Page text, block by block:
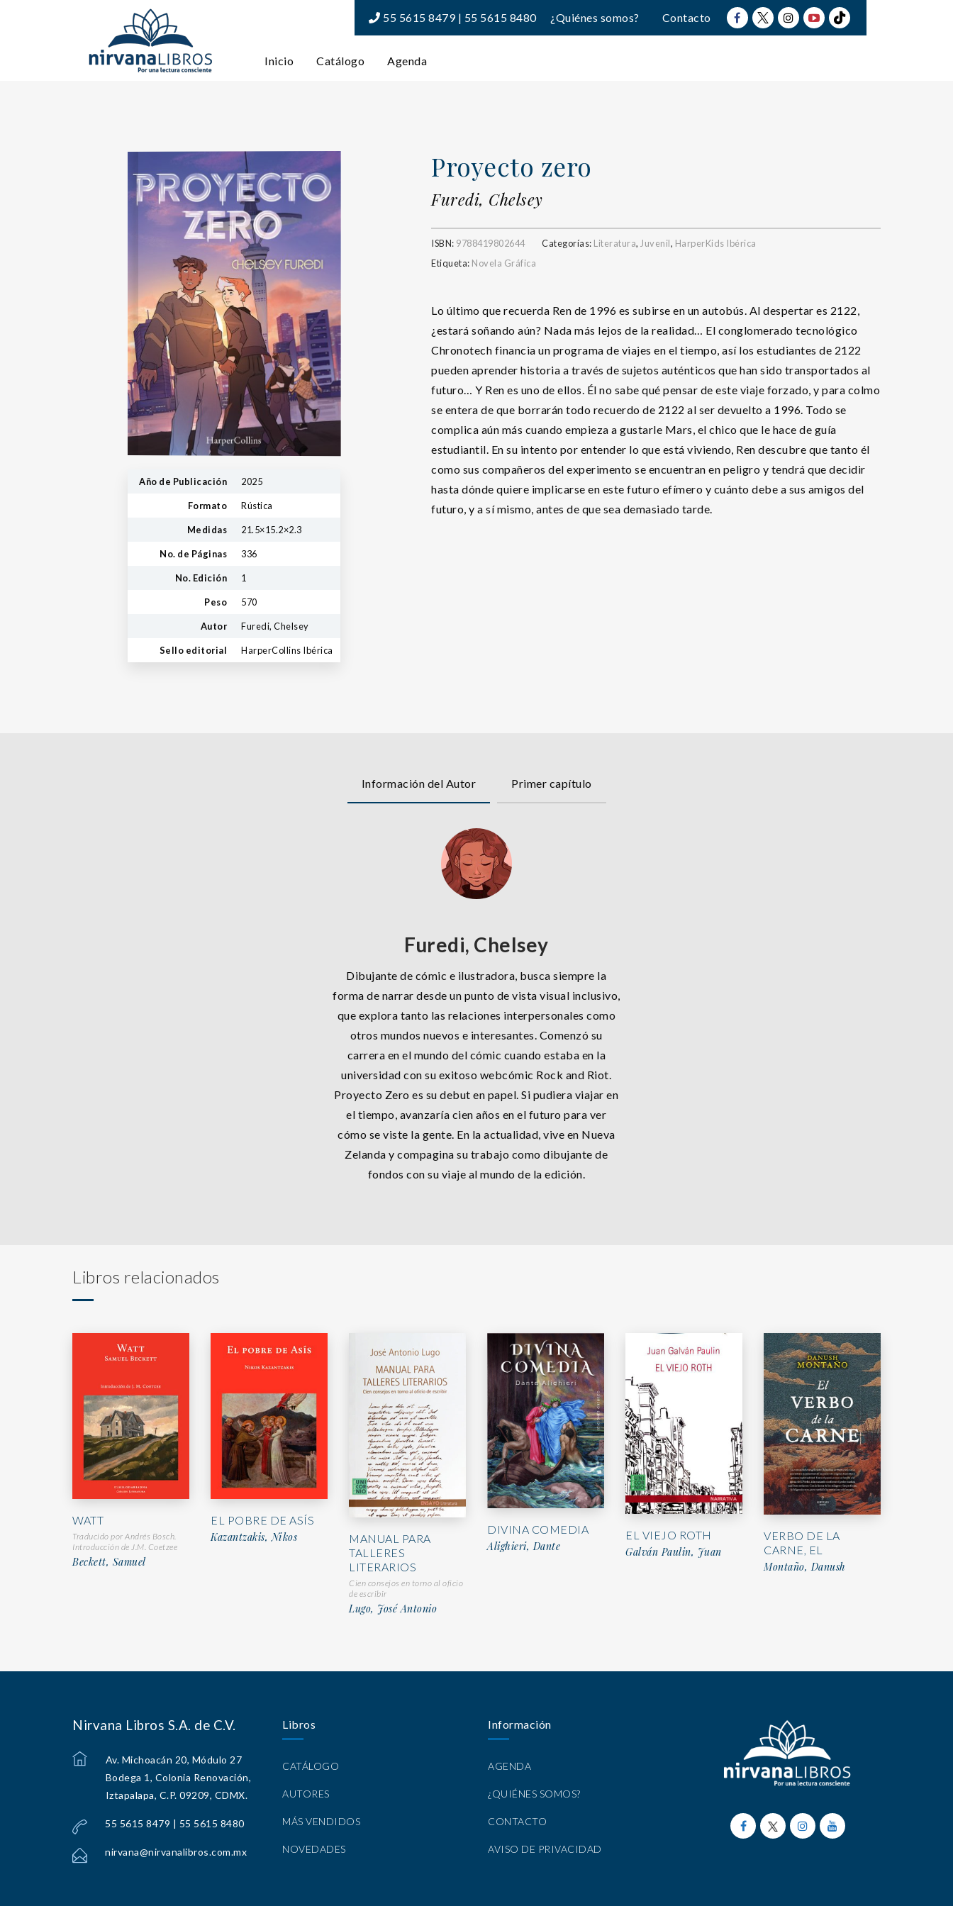
55 5615 8479 | 55 5615 8480 ¿Quiénes somos? Contacto
Inicio Catálogo Agenda
Año de Publicación 2025
Formato Rústica
Medidas 21.5×15.2×2.3
No. de Páginas 336
No. Edición 1
Peso 570
Autor Furedi, Chelsey
Sello editorial HarperCollins Ibérica
Proyecto zero
Furedi, Chelsey
ISBN: 9788419802644 Categorías: Literatura, Juvenil, HarperKids Ibérica
Etiqueta: Novela Gráfica
Lo último que recuerda Ren de 1996 es subirse en un autobús. Al despertar es 2122,
¿estará soñando aún? Nada más lejos de la realidad… El conglomerado tecnológico
Chronotech financia un programa de viajes en el tiempo, así los estudiantes de 2122
pueden aprender historia a través de sujetos auténticos que han sido transportados al
futuro… Y Ren es uno de ellos. Él no sabe qué pensar de este viaje forzado, y para colmo
se entera de que borrarán todo recuerdo de 2122 al ser devuelto a 1996. Todo se
complica aún más cuando empieza a gustarle Mars, el chico que le hace de guía
estudiantil. En su intento por entender lo que está viviendo, Ren descubre que tanto él
como sus compañeros del experimento se encuentran en peligro y tendrá que decidir
hasta dónde quiere implicarse en este futuro efímero y cuánto debe a sus amigos del
futuro, y a sí mismo, antes de que sea demasiado tarde.
Información del Autor Primer capítulo
Furedi, Chelsey
Dibujante de cómic e ilustradora, busca siempre la
forma de narrar desde un punto de vista visual inclusivo,
que explora tanto las relaciones interpersonales como
otros mundos nuevos e interesantes. Comenzó su
carrera en el mundo del cómic cuando estaba en la
universidad con su exitoso webcómic Rock and Riot.
Proyecto Zero es su debut en papel. Si pudiera viajar en
el tiempo, avanzaría cien años en el futuro para ver
cómo se viste la gente. En la actualidad, vive en Nueva
Zelanda y compagina su trabajo como dibujante de
fondos con su viaje al mundo de la edición.
Libros relacionados
WATT
Traducido por Andrés Bosch.
Introducción de J.M. Coetzee
Beckett, Samuel
EL POBRE DE ASÍS
Kazantzakis, Nikos
MANUAL PARA
TALLERES
LITERARIOS
Cien consejos en torno al oficio
de escribir
Lugo, José Antonio
DIVINA COMEDIA
Alighieri, Dante
EL VIEJO ROTH
Galván Paulin, Juan
VERBO DE LA
CARNE, EL
Montaño, Danush
Nirvana Libros S.A. de C.V.
Av. Michoacán 20, Módulo 27
Bodega 1, Colonia Renovación,
Iztapalapa, C.P. 09209, CDMX.
55 5615 8479 | 55 5615 8480
nirvana@nirvanalibros.com.mx
Libros
CATÁLOGO
AUTORES
MÁS VENDIDOS
NOVEDADES
Información
AGENDA
¿QUIÉNES SOMOS?
CONTACTO
AVISO DE PRIVACIDAD